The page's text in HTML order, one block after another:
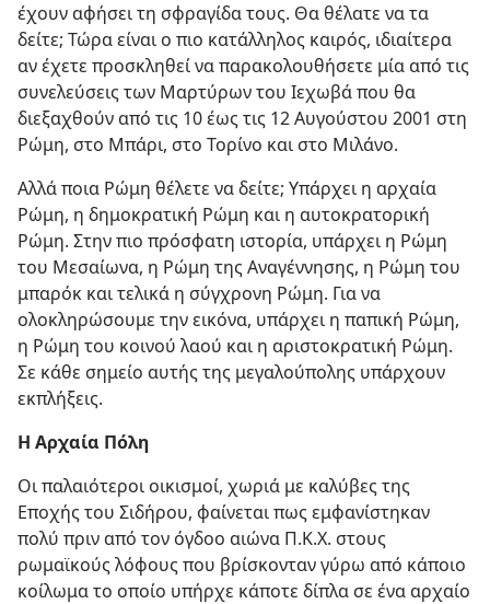
έχουν αφήσει τη σφραγίδα τους. Θα θέλατε να τα
δείτε; Τώρα είναι ο πιο κατάλληλος καιρός, ιδιαίτερα
αν έχετε προσκληθεί να παρακολουθήσετε μία από τις
συνελεύσεις των Μαρτύρων του Ιεχωβά που θα
διεξαχθούν από τις 10 έως τις 12 Αυγούστου 2001 στη
Ρώμη, στο Μπάρι, στο Τορίνο και στο Μιλάνο.
Αλλά ποια Ρώμη θέλετε να δείτε; Υπάρχει η αρχαία
Ρώμη, η δημοκρατική Ρώμη και η αυτοκρατορική
Ρώμη. Στην πιο πρόσφατη ιστορία, υπάρχει η Ρώμη
του Μεσαίωνα, η Ρώμη της Αναγέννησης, η Ρώμη του
μπαρόκ και τελικά η σύγχρονη Ρώμη. Για να
ολοκληρώσουμε την εικόνα, υπάρχει η παπική Ρώμη,
η Ρώμη του κοινού λαού και η αριστοκρατική Ρώμη.
Σε κάθε σημείο αυτής της μεγαλούπολης υπάρχουν
εκπλήξεις.
Η Αρχαία Πόλη
Οι παλαιότεροι οικισμοί, χωριά με καλύβες της
Εποχής του Σιδήρου, φαίνεται πως εμφανίστηκαν
πολύ πριν από τον όγδοο αιώνα Π.Κ.Χ. στους
ρωμαϊκούς λόφους που βρίσκονταν γύρω από κάποιο
κοίλωμα το οποίο υπήρχε κάποτε δίπλα σε ένα αρχαίο